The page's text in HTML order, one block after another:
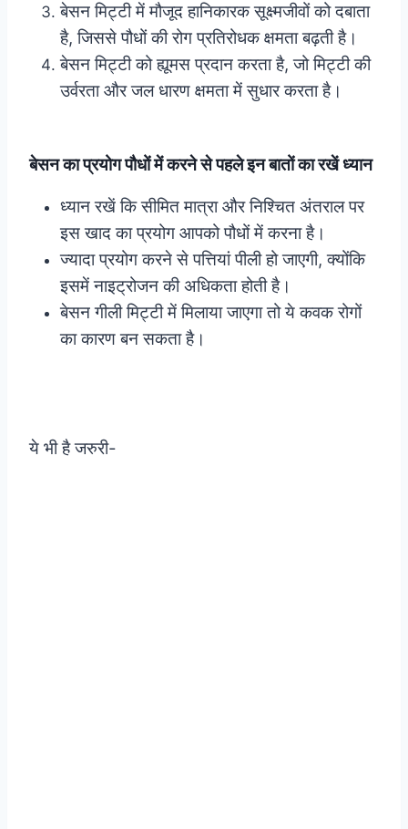
बेसन मिट्टी में मौजूद हानिकारक सूक्ष्मजीवों को दबाता
है, जिससे पौधों की रोग प्रतिरोधक क्षमता बढ़ती है।
बेसन मिट्टी को ह्यूमस प्रदान करता है, जो मिट्टी की
उर्वरता और जल धारण क्षमता में सुधार करता है।
बेसन का प्रयोग पौधों में करने से पहले इन बातों का रखें ध्यान
ध्यान रखें कि सीमित मात्रा और निश्चित अंतराल पर
इस खाद का प्रयोग आपको पौधों में करना है।
ज्यादा प्रयोग करने से पत्तियां पीली हो जाएगी, क्योंकि
इसमें नाइट्रोजन की अधिकता होती है।
बेसन गीली मिट्टी में मिलाया जाएगा तो ये कवक रोगों
का कारण बन सकता है।
ये भी है जरुरी-